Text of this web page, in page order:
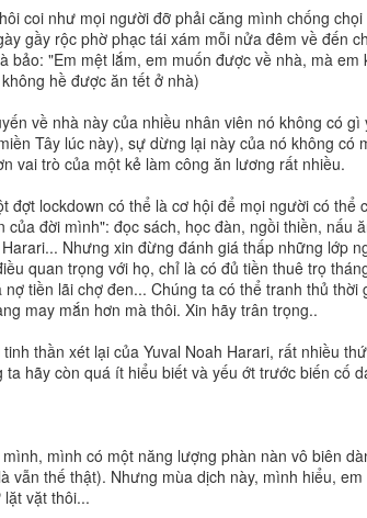
coi như mọi người đỡ phải căng mình chống
gầy rộc phờ phạc tái xám mỗi nửa đêm về đến
bảo: "Em mệt lắm, em muốn được về nhà, mà
hề được ăn tết ở nhà)
về nhà này của nhiều nhân viên nó không có
Tây lúc này), sự dừng lại này của nó không có
vai trò của một kẻ làm công ăn lương rất nhiều.
đợt lockdown có thể là cơ hội để mọi người có
của đời mình": đọc sách, học đàn, ngồi thiền, nấu
Nhưng xin đừng đánh giá thấp những lớp
quan trọng với họ, chỉ là có đủ tiền thuê trọ
nợ tiền lãi chợ đen... Chúng ta có thể tranh thủ
may mắn hơn mà thôi. Xin hãy trân trọng..
thần xét lại của Yuval Noah Harari, rất nhiều
ta hãy còn quá ít hiểu biết và yếu ớt trước biến cố
mình có một năng lượng phàn nàn vô biên
vẫn thế thật). Nhưng mùa dịch này, mình hiểu,
vặt thôi...